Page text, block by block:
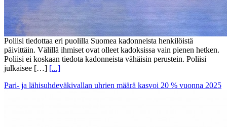
Poliisi tiedottaa eri puolilla Suomea kadonneista henkilöistä
päivittäin. Välillä ihmiset ovat olleet kadoksissa vain pienen hetken.
Poliisi ei koskaan tiedota kadonneista vähäisin perustein. Poliisi
julkaisee […] [...]
Pari- ja lähisuhdeväkivallan uhrien määrä kasvoi 20 % vuonna 2025